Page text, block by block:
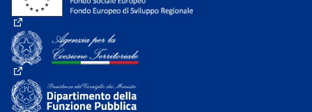
(External link)
(External link)